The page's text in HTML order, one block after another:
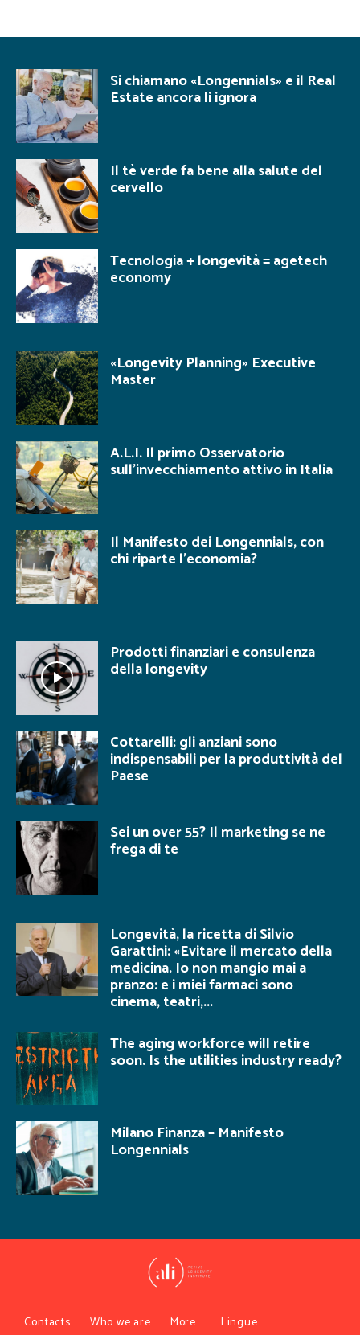
Si chiamano «Longennials» e il Real
Estate ancora li ignora
Il tè verde fa bene alla salute del
cervello
Tecnologia + longevità = agetech
economy
«Longevity Planning» Executive
Master
A.L.I. Il primo Osservatorio
sull’invecchiamento attivo in Italia
Il Manifesto dei Longennials, con
chi riparte l’economia?
Prodotti finanziari e consulenza
della longevity
Cottarelli: gli anziani sono
indispensabili per la produttività del
Paese
Sei un over 55? Il marketing se ne
frega di te
Longevità, la ricetta di Silvio
Garattini: «Evitare il mercato della
medicina. Io non mangio mai a
pranzo: e i miei farmaci sono
cinema, teatri,...
The aging workforce will retire
soon. Is the utilities industry ready?
Milano Finanza – Manifesto
Longennials
Contacts Who we are More… Lingue